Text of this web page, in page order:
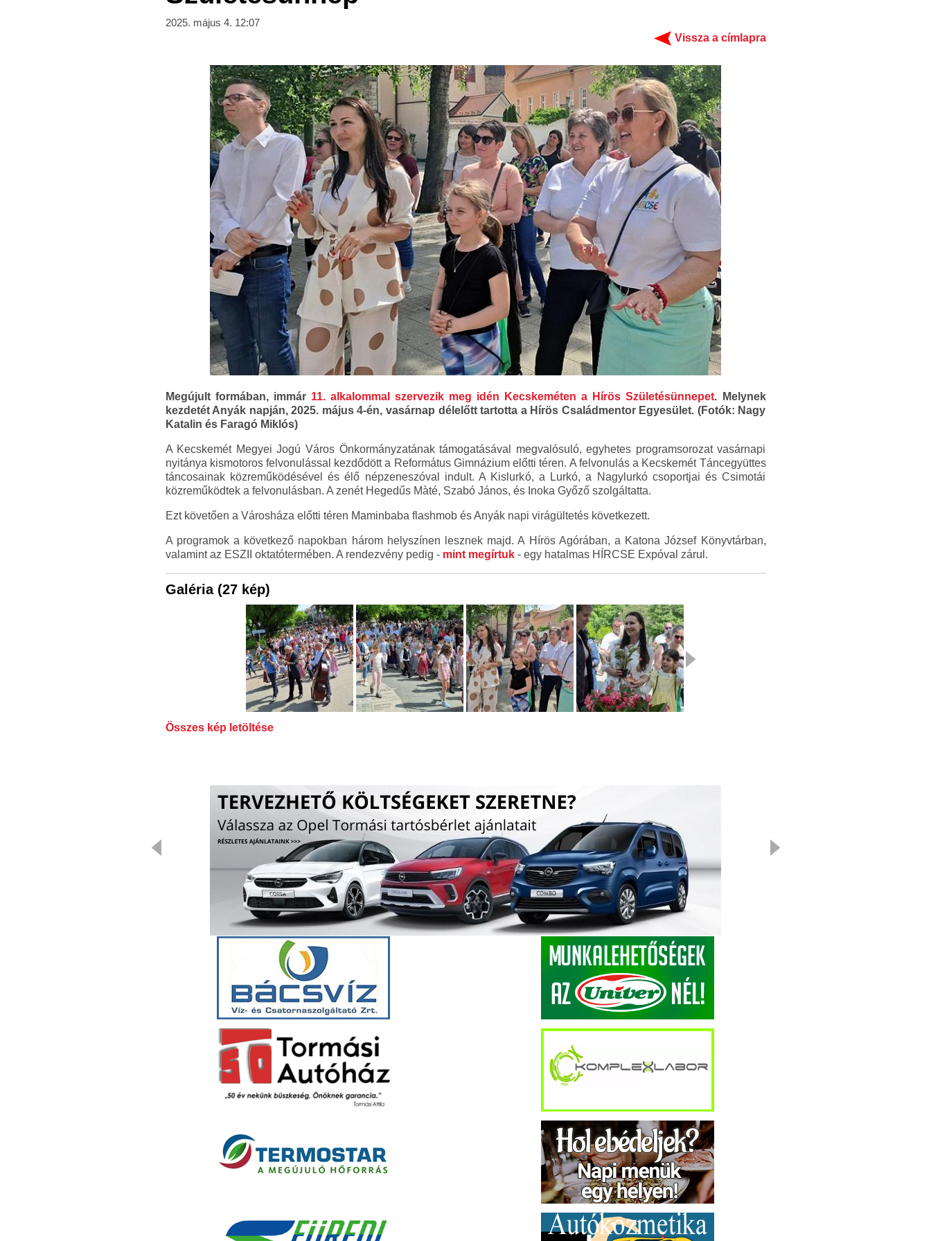
2025. május 4. 12:07
Vissza a címlapra
Megújult formában, immár 11. alkalommal szervezik meg idén Kecskeméten a Hírös Születésünnepet. Melynek
kezdetét Anyák napján, 2025. május 4-én, vasárnap délelőtt tartotta a Hírös Családmentor Egyesület. (Fotók: Nagy
Katalin és Faragó Miklós)
A Kecskemét Megyei Jogú Város Önkormányzatának támogatásával megvalósuló, egyhetes programsorozat vasárnapi
nyitánya kismotoros felvonulással kezdődött a Református Gimnázium előtti téren. A felvonulás a Kecskemét Táncegyüttes
táncosainak közreműködésével és élő népzeneszóval indult. A Kislurkó, a Lurkó, a Nagylurkó csoportjai és Csimotái
közreműködtek a felvonulásban. A zenét Hegedűs Màté, Szabó János, és Inoka Győző szolgáltatta.
Ezt követően a Városháza előtti téren Maminbaba flashmob és Anyák napi virágültetés következett.
A programok a következő napokban három helyszínen lesznek majd. A Hírös Agórában, a Katona József Könyvtárban,
valamint az ESZII oktatótermében. A rendezvény pedig - mint megírtuk- egy hatalmas HÍRCSE Expóval zárul.
Galéria (27 kép)
Összes kép letöltése